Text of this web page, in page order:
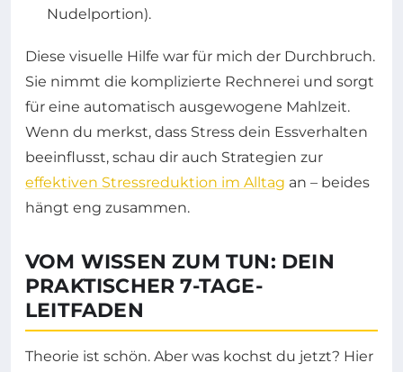
Nudelportion).
Diese visuelle Hilfe war für mich der Durchbruch.
Sie nimmt die komplizierte Rechnerei und sorgt
für eine automatisch ausgewogene Mahlzeit.
Wenn du merkst, dass Stress dein Essverhalten
beeinflusst, schau dir auch Strategien zur
effektiven Stressreduktion im Alltag an – beides
hängt eng zusammen.
VOM WISSEN ZUM TUN: DEIN
PRAKTISCHER 7-TAGE-
LEITFADEN
Theorie ist schön. Aber was kochst du jetzt? Hier